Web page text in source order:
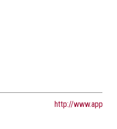
http://